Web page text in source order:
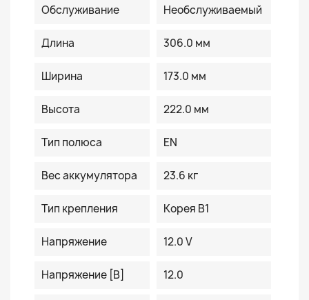
Обслуживание Необслуживаемый
Длина 306.0 мм
Ширина 173.0 мм
Высота 222.0 мм
Тип полюса EN
Вес аккумулятора 23.6 кг
Тип крепления Корея B1
Напряжение 12.0 V
Напряжение [В] 12.0